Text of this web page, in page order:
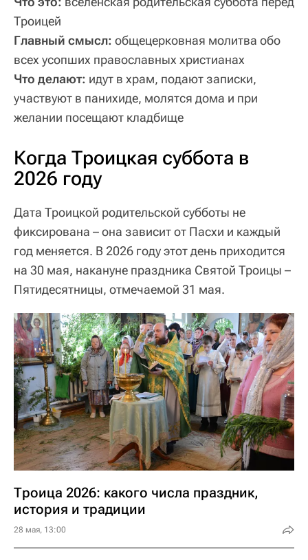
Троицей
Главный смысл: общецерковная молитва обо
всех усопших православных христианах
Что делают: идут в храм, подают записки,
участвуют в панихиде, молятся дома и при
желании посещают кладбище
Когда Троицкая суббота в
2026 году
Дата Троицкой родительской субботы не
фиксирована – она зависит от Пасхи и каждый
год меняется. В 2026 году этот день приходится
на 30 мая, накануне праздника Святой Троицы –
Пятидесятницы, отмечаемой 31 мая.
Троица 2026: какого числа праздник,
история и традиции
28 мая, 13:00